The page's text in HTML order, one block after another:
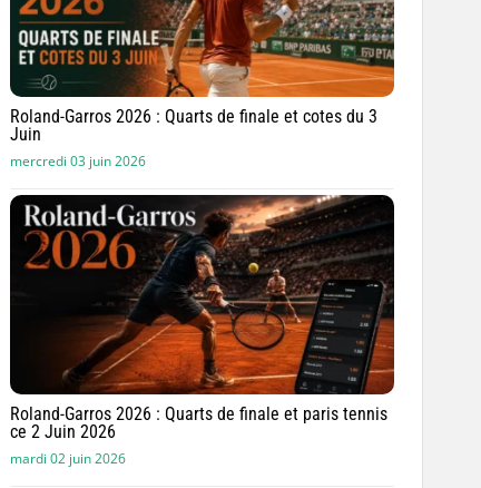
Roland-Garros 2026 : Quarts de finale et cotes du 3
Juin
mercredi 03 juin 2026
Roland-Garros 2026 : Quarts de finale et paris tennis
ce 2 Juin 2026
mardi 02 juin 2026